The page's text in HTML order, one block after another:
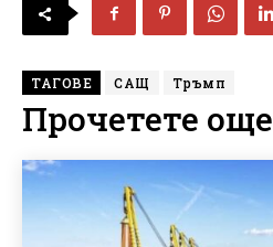
ТАГОВЕ САЩ Тръмп
Прочетете още